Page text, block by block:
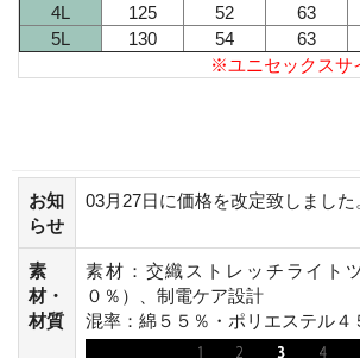
4L
125 52 63
5L
130 54 63
※ユニセックスサ
お知
らせ
03月27日に価格を改定致しました
素
材・
材質
素材：交織ストレッチライト
０％）、制電ケア設計
混率：綿５５％・ポリエステル４